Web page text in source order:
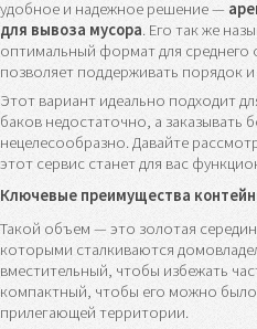
удобное и надежное решение —
для вывоза мусора. Его так же
оптимальный формат для
позволяет поддерживать порядок
Этот вариант идеально подходит
баков недостаточно, а заказывать
нецелесообразно. Давайте
этот сервис станет для вас
Ключевые преимущества
Такой объем — это золотая
которыми сталкиваются
вместительный, чтобы избежать
компактный, чтобы его можно
прилегающей территории.